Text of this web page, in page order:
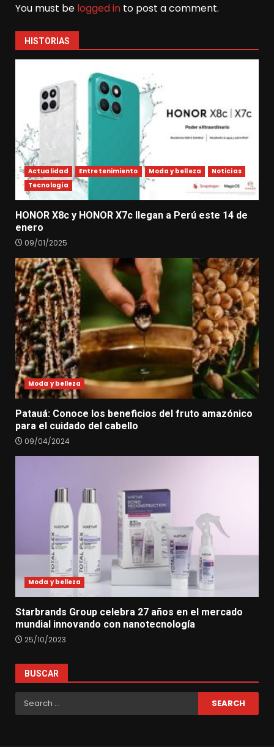
You must be logged in to post a comment.
HISTORIAS
Actualidad Entretenimiento Moda y belleza
Noticias
Tecnología
HONOR X8c y HONOR X7c llegan a Perú este 14 de
enero
09/01/2025
Moda y belleza
Patauá: Conoce los beneficios del fruto amazónico
para el cuidado del cabello
09/04/2024
Moda y belleza
Starbrands Group celebra 27 años en el mercado
mundial innovando con nanotecnología
25/10/2023
BUSCAR
Search
for: